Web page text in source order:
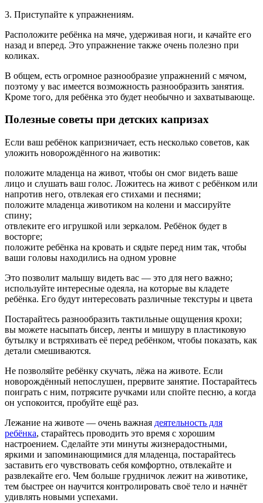
3. Приступайте к упражнениям.
Расположите ребёнка на мяче, удерживая ноги, и качайте его
назад и вперед. Это упражнение также очень полезно при
коликах.
В общем, есть огромное разнообразие упражнений с мячом,
поэтому у вас имеется возможность разнообразить занятия.
Кроме того, для ребёнка это будет необычно и захватывающе.
Полезные советы при детских капризах
Если ваш ребёнок капризничает, есть несколько советов, как
уложить новорождённого на животик:
положите младенца на живот, чтобы он смог видеть ваше
лицо и слушать ваш голос. Ложитесь на живот с ребёнком или
напротив него, отвлекая его стихами и песнями;
положите младенца животиком на колени и массируйте
спину;
отвлеките его игрушкой или зеркалом. Ребёнок будет в
восторге;
положите ребёнка на кровать и сядьте перед ним так, чтобы
ваши головы находились на одном уровне
Это позволит малышу видеть вас — это для него важно;
используйте интересные одеяла, на которые вы кладете
ребёнка. Его будут интересовать различные текстуры и цвета
Постарайтесь разнообразить тактильные ощущения крохи;
вы можете насыпать бисер, ленты и мишуру в пластиковую
бутылку и встряхивать её перед ребёнком, чтобы показать, как
детали смешиваются.
Не позволяйте ребёнку скучать, лёжа на животе. Если
новорождённый непослушен, прервите занятие. Постарайтесь
поиграть с ним, потрясите ручками или спойте песню, а когда
он успокоится, пробуйте ещё раз.
Лежание на животе — очень важная деятельность для
ребёнка, старайтесь проводить это время с хорошим
настроением. Сделайте эти минуты жизнерадостными,
яркими и запоминающимися для младенца, постарайтесь
заставить его чувствовать себя комфортно, отвлекайте и
развлекайте его. Чем больше грудничок лежит на животике,
тем быстрее он научится контролировать своё тело и начнёт
удивлять новыми успехами.